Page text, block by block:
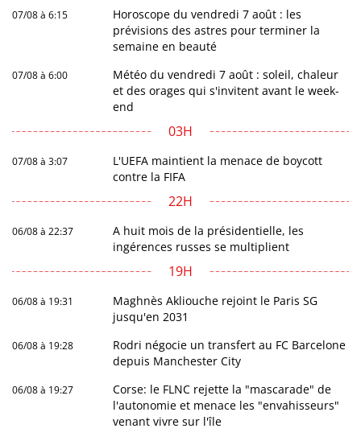
07/08 à 6:15
Horoscope du vendredi 7 août : les
prévisions des astres pour terminer la
semaine en beauté
07/08 à 6:00
Météo du vendredi 7 août : soleil, chaleur
et des orages qui s'invitent avant le week-
end
03H
07/08 à 3:07
L'UEFA maintient la menace de boycott
contre la FIFA
22H
06/08 à 22:37
A huit mois de la présidentielle, les
ingérences russes se multiplient
19H
06/08 à 19:31
Maghnès Akliouche rejoint le Paris SG
jusqu'en 2031
06/08 à 19:28
Rodri négocie un transfert au FC Barcelone
depuis Manchester City
06/08 à 19:27
Corse: le FLNC rejette la "mascarade" de
l'autonomie et menace les "envahisseurs"
venant vivre sur l'île